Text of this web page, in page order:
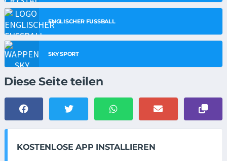
ENGLISCHER FUSSBALL
SKY SPORT
Diese Seite teilen
KOSTENLOSE APP INSTALLIEREN